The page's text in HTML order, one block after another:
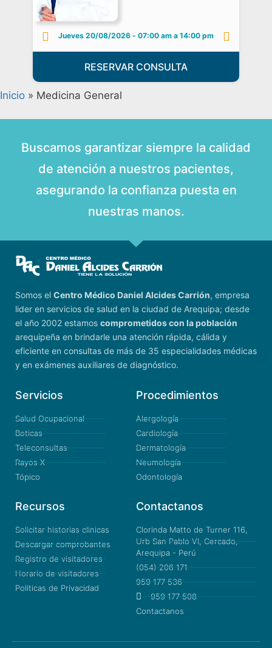
Jueves 20/08/2026 - 07:00 am a 14:00 pm
RESERVAR CONSULTA
Inicio » Medicina General
Buscamos garantizar siempre la calidad
de atención a nuestros pacientes,
asegurando la confianza puesta en
nuestras manos.
Somos el Centro Médico Daniel Alcides Carrión, empresa
lider en servicios de salud en la ciudad de Arequipa; desde
el año 2002 estamos comprometidos con la población
arequipeña en brindarle una atención rápida, cálida y
eficiente en consultas de más de 35 especialidades médicas
y en exámenes auxiliares de diagnóstico.
Servicios
Salud Ocupacional
Boticas
Teleconsultas
Rayos X
Tópico
Procedimientos
Alergología
Cardiología
Dermatología
Neumología
Odontología
Recursos
Solicitar historias clinicas
Descargar comprobantes
Registro de visitadores
Horario de visitadores
Politicas de Privacidad
Contactanos
Clorinda Matto de Turner 116,
Urb San Pablo VI, Cercado,
Arequipa - Perú
(054) 206 171
959 177 536
959 177 508
Contactanos